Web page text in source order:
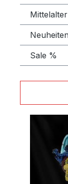
Mittelalter
Sale %